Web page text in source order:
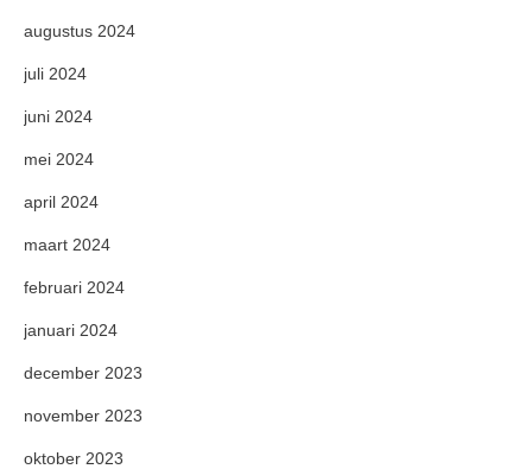
augustus 2024
juli 2024
juni 2024
mei 2024
april 2024
maart 2024
februari 2024
januari 2024
december 2023
november 2023
oktober 2023